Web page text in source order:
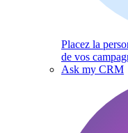
Placez la
de vos
Ask my CRM